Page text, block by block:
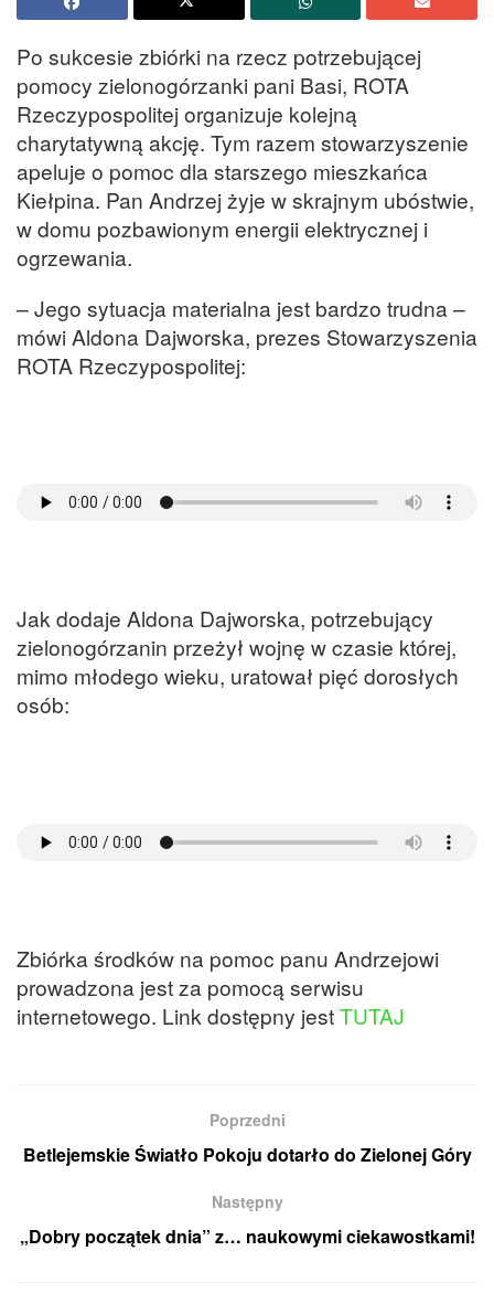
Po sukcesie zbiórki na rzecz potrzebującej
pomocy zielonogórzanki pani Basi, ROTA
Rzeczypospolitej organizuje kolejną
charytatywną akcję. Tym razem stowarzyszenie
apeluje o pomoc dla starszego mieszkańca
Kiełpina. Pan Andrzej żyje w skrajnym ubóstwie,
w domu pozbawionym energii elektrycznej i
ogrzewania.
– Jego sytuacja materialna jest bardzo trudna –
mówi Aldona Dajworska, prezes Stowarzyszenia
ROTA Rzeczypospolitej:
Jak dodaje Aldona Dajworska, potrzebujący
zielonogórzanin przeżył wojnę w czasie której,
mimo młodego wieku, uratował pięć dorosłych
osób:
Zbiórka środków na pomoc panu Andrzejowi
prowadzona jest za pomocą serwisu
internetowego. Link dostępny jestTUTAJ
Poprzedni
Betlejemskie Światło Pokoju dotarło do Zielonej Góry
Następny
„Dobry początek dnia” z… naukowymi ciekawostkami!